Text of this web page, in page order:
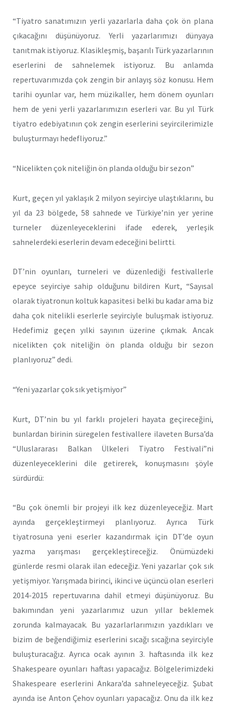
“Tiyatro sanatımızın yerli yazarlarla daha çok ön plana
çıkacağını düşünüyoruz. Yerli yazarlarımızı dünyaya
tanıtmak istiyoruz. Klasikleşmiş, başarılı Türk yazarlarının
eserlerini de sahnelemek istiyoruz. Bu anlamda
repertuvarımızda çok zengin bir anlayış söz konusu. Hem
tarihi oyunlar var, hem müzikaller, hem dönem oyunları
hem de yeni yerli yazarlarımızın eserleri var. Bu yıl Türk
tiyatro edebiyatının çok zengin eserlerini seyircilerimizle
buluşturmayı hedefliyoruz.”
“Nicelikten çok niteliğin ön planda olduğu bir sezon”
Kurt, geçen yıl yaklaşık 2 milyon seyirciye ulaştıklarını, bu
yıl da 23 bölgede, 58 sahnede ve Türkiye’nin yer yerine
turneler düzenleyeceklerini ifade ederek, yerleşik
sahnelerdeki eserlerin devam edeceğini belirtti.
DT’nin oyunları, turneleri ve düzenlediği festivallerle
epeyce seyirciye sahip olduğunu bildiren Kurt, “Sayısal
olarak tiyatronun koltuk kapasitesi belki bu kadar ama biz
daha çok nitelikli eserlerle seyirciyle buluşmak istiyoruz.
Hedefimiz geçen yılki sayının üzerine çıkmak. Ancak
nicelikten çok niteliğin ön planda olduğu bir sezon
planlıyoruz” dedi.
“Yeni yazarlar çok sık yetişmiyor”
Kurt, DT’nin bu yıl farklı projeleri hayata geçireceğini,
bunlardan birinin süregelen festivallere ilaveten Bursa’da
“Uluslararası Balkan Ülkeleri Tiyatro Festivali”ni
düzenleyeceklerini dile getirerek, konuşmasını şöyle
sürdürdü:
“Bu çok önemli bir projeyi ilk kez düzenleyeceğiz. Mart
ayında gerçekleştirmeyi planlıyoruz. Ayrıca Türk
tiyatrosuna yeni eserler kazandırmak için DT’de oyun
yazma yarışması gerçekleştireceğiz. Önümüzdeki
günlerde resmi olarak ilan edeceğiz. Yeni yazarlar çok sık
yetişmiyor. Yarışmada birinci, ikinci ve üçüncü olan eserleri
2014-2015 repertuvarına dahil etmeyi düşünüyoruz. Bu
bakımından yeni yazarlarımız uzun yıllar beklemek
zorunda kalmayacak. Bu yazarlarlarımızın yazdıkları ve
bizim de beğendiğimiz eserlerini sıcağı sıcağına seyirciyle
buluşturacağız. Ayrıca ocak ayının 3. haftasında ilk kez
Shakespeare oyunları haftası yapacağız. Bölgelerimizdeki
Shakespeare eserlerini Ankara’da sahneleyeceğiz. Şubat
ayında ise Anton Çehov oyunları yapacağız. Onu da ilk kez